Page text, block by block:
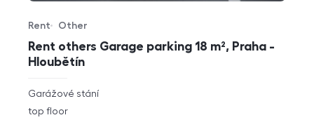
Rent others Garage parking 18 m², Praha -
Hloubětín
Offer type
Rent
Property type
Other
rozměry
disposition
Garážové stání
funkce
top floor